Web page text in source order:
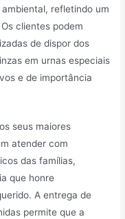
refletindo um
clientes podem
de dispor dos
em urnas especiais
e de importância
seus maiores
atender com
das famílias,
que honre
A entrega de
permite que a